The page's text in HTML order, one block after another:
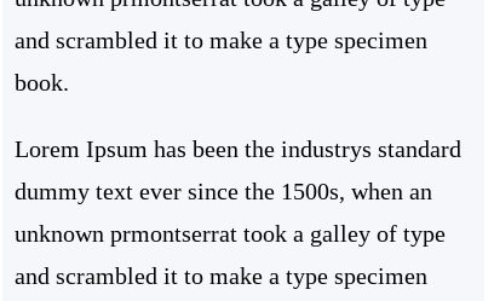
and scrambled it to make a type specimen
book.
Lorem Ipsum has been the industrys standard
dummy text ever since the 1500s, when an
unknown prmontserrat took a galley of type
and scrambled it to make a type specimen